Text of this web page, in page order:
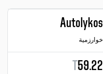
Autolykos
خوارزمية
59.22
T